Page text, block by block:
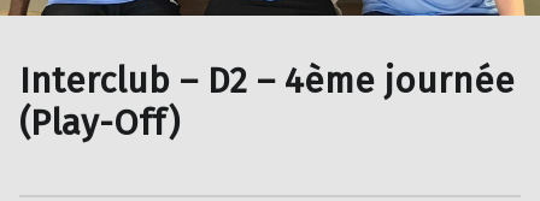
Interclub – D2 – 4ème journée
(Play-Off)